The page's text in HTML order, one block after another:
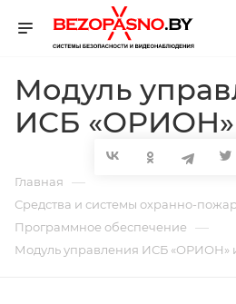
Модуль
ИСБ «ОРИОН»
Главная —
Средства и системы охранно-
Программное обеспечение —
Модуль управления ИСБ «ОРИОН»